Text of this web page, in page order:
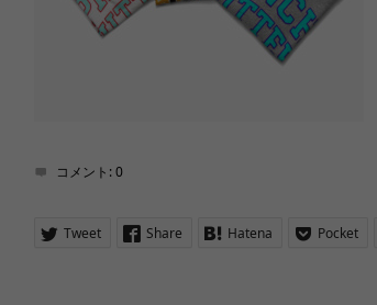
コメント:0
Tweet Share Hatena Pocket